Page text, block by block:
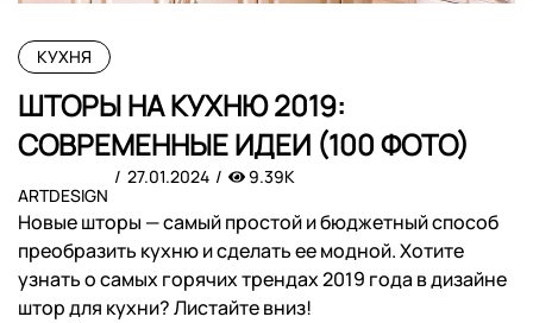
КУХНЯ
ШТОРЫ НА КУХНЮ 2019:
СОВРЕМЕННЫЕ ИДЕИ (100 ФОТО)
ARTDESIGN
27.01.2024 9.39K
Новые шторы — самый простой и бюджетный способ
преобразить кухню и сделать ее модной. Хотите
узнать о самых горячих трендах 2019 года в дизайне
штор для кухни? Листайте вниз!